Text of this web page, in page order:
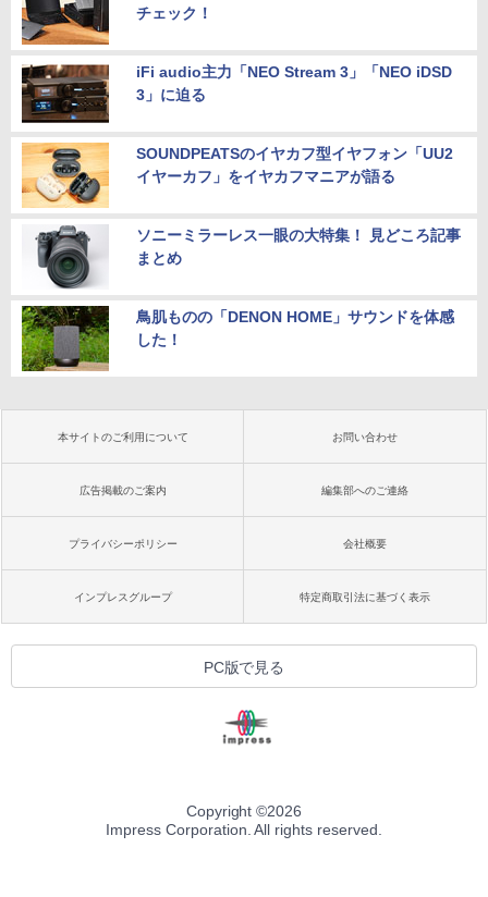
チェック！
iFi audio主力「NEO Stream 3」「NEO iDSD
3」に迫る
SOUNDPEATSのイヤカフ型イヤフォン「UU2
イヤーカフ」をイヤカフマニアが語る
ソニーミラーレス一眼の大特集！ 見どころ記事
まとめ
鳥肌ものの「DENON HOME」サウンドを体感
した！
本サイトのご利用について お問い合わせ
広告掲載のご案内 編集部へのご連絡
プライバシーポリシー 会社概要
インプレスグループ 特定商取引法に基づく表示
PC版で見る
Copyright ©2026
Impress Corporation. All rights reserved.